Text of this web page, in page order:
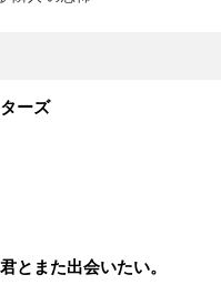
ーズ
とまた出会いたい。